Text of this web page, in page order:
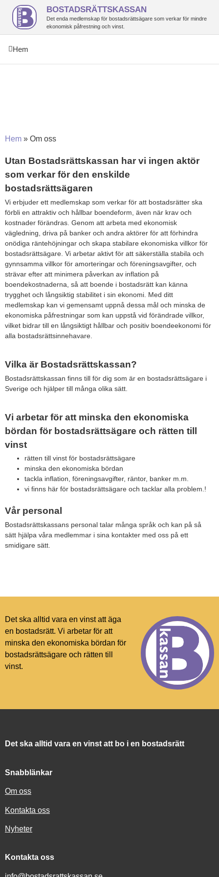
BOSTADSRÄTTSKASSAN
Det enda medlemskap för bostadsrättsägare som verkar för mindre
ekonomisk påfrestning och vinst.
Hem
Hem » Om oss
Utan Bostadsrättskassan har vi ingen aktör
som verkar för den enskilde
bostadsrättsägaren
Vi erbjuder ett medlemskap som verkar för att bostadsrätter ska
förbli en attraktiv och hållbar boendeform, även när krav och
kostnader förändras. Genom att arbeta med ekonomisk
vägledning, driva på banker och andra aktörer för att förhindra
onödiga räntehöjningar och skapa stabilare ekonomiska villkor för
bostadsrättsägare. Vi arbetar aktivt för att säkerställa stabila och
gynnsamma villkor för amorteringar och föreningsavgifter, och
strävar efter att minimera påverkan av inflation på
boendekostnaderna, så att boende i bostadsrätt kan känna
trygghet och långsiktig stabilitet i sin ekonomi. Med ditt
medlemskap kan vi gemensamt uppnå dessa mål och minska de
ekonomiska påfrestningar som kan uppstå vid förändrade villkor,
vilket bidrar till en långsiktigt hållbar och positiv boendeekonomi för
alla bostadsrättsinnehavare.
Vilka är Bostadsrättskassan?
Bostadsrättskassan finns till för dig som är en bostadsrättsägare i
Sverige och hjälper till många olika sätt.
Vi arbetar för att minska den ekonomiska
bördan för bostadsrättsägare och rätten till
vinst
rätten till vinst för bostadsrättsägare
minska den ekonomiska bördan
tackla inflation, föreningsavgifter, räntor, banker m.m.
vi finns här för bostadsrättsägare och tacklar alla problem.!
Vår personal
Bostadsrättskassans personal talar många språk och kan på så
sätt hjälpa våra medlemmar i sina kontakter med oss på ett
smidigare sätt.
Det ska alltid vara en vinst att äga
en bostadsrätt. Vi arbetar för att
minska den ekonomiska bördan för
bostadsrättsägare och rätten till
vinst.
Det ska alltid vara en vinst att bo i en bostadsrätt
Snabblänkar
Om oss
Kontakta oss
Nyheter
Kontakta oss